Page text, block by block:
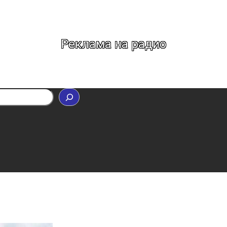
Реклама на радио